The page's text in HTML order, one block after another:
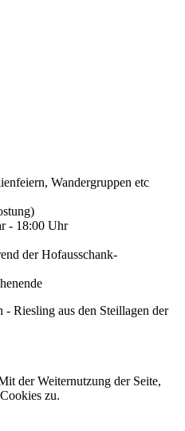
Wandergruppen etc
- 18:00 Uhr
der Hofausschank-
Riesling aus den Steillagen der
der Weiternutzung der Seite,
zu.